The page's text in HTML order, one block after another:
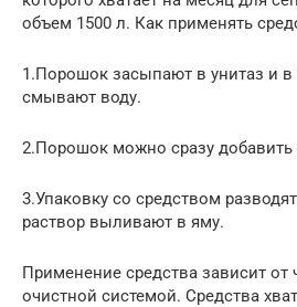
объем 1500 л. Как применять
1.Порошок засыпают в унитаз и в
смывают воду.
2.Порошок можно сразу добавить
3.Упаковку со средством
раствор выливают в яму.
Применение средства зависит от
очистной системой. Средства